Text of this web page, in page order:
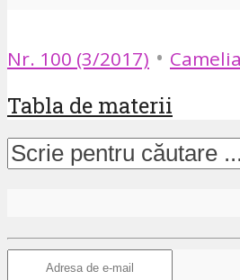
Nr. 100 (3/2017) •
Tabla de materii